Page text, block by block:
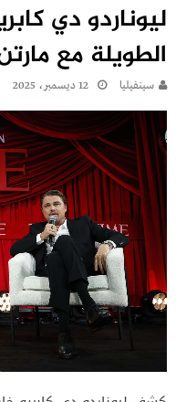
ليوناردو دي
الطويلة مع
سينفيليا 12 ديسمبر، 2025